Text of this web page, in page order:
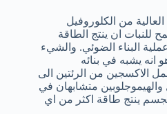
من الكلوروفيل
للنبات ان ينتج الطاقة
البناء الضوئي. والشيء
انه يشبه في بنائه
الاكسجين من الرئتين الى
متشابهان في
ينتج طاقة اكثر من اي